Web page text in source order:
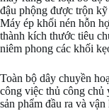
đậu phộng được trộn
Máy ép khối nén hỗn
thành kích thước tiêu
niêm phong các khối
Toàn bộ dây chuyền
công việc thủ công chủ
sản phẩm đầu ra và